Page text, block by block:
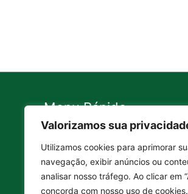
Valorizamos sua
Utilizamos cookies para aprimorar
navegação, exibir anúncios ou
analisar nosso tráfego. Ao clicar em
concorda com nosso uso de cookies.
Menu Rápido
A Empresa
Política de Troca e Devolução
Política de Privacidade